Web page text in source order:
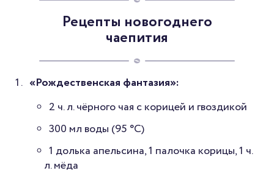
Рецепты новогоднего
чаепития
«Рождественская фантазия»:
2 ч. л. чёрного чая с корицей и гвоздикой
300 мл воды (95 °C)
1 долька апельсина, 1 палочка корицы, 1 ч.
л. мёда